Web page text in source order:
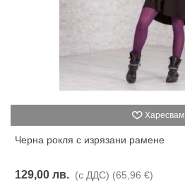
Харесвам
Черна рокля с изрязани рамене
129,00 лв. (с ДДС) (65,96 €)